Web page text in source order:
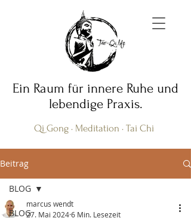
Ein Raum für innere Ruhe und
lebendige Praxis.
Qi Gong · Meditation · Tai Chi
Beitrag
BLOG
BLOG
marcus wendt
27. Mai 20246 Min. Lesezeit